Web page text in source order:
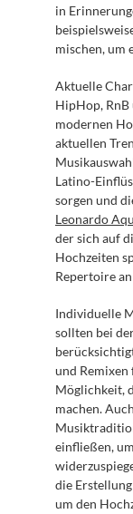
in
mischen, um
Aktuelle
HipHop,
modernen
aktuellen
Latino-
Leonardo
der sich auf
Hochzeiten
Repertoire
Individuelle
sollten bei
und
Möglichkeit,
machen.
einfließen,
die
um den